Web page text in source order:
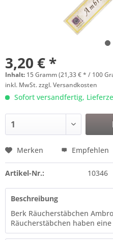
3,20 € *
Inhalt: 15 Gramm (21,33 € * / 100
inkl. MwSt.zzgl. Versandkosten
Sofort versandfertig,
Merken Empfehlen
Artikel-Nr.: 10346
Beschreibung
Berk Räucherstäbchen
Räucherstäbchen haben